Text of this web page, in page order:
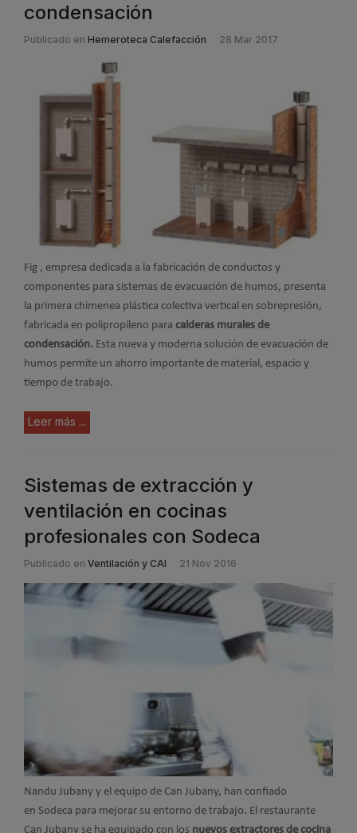
condensación
Publicado en Hemeroteca Calefacción 28 Mar 2017
Fig , empresa dedicada a la fabricación de conductos y
componentes para sistemas de evacuación de humos, presenta
la primera chimenea plástica colectiva vertical en sobrepresión,
fabricada en polipropileno para calderas murales de
condensación. Esta nueva y moderna solución de evacuación de
humos permite un ahorro importante de material, espacio y
tiempo de trabajo.
Leer más ...
Sistemas de extracción y
ventilación en cocinas
profesionales con Sodeca
Publicado en Ventilación y CAI 21 Nov 2016
Nandu Jubany y el equipo de Can Jubany, han confiado
en Sodeca para mejorar su entorno de trabajo. El restaurante
Can Jubany se ha equipado con los nuevos extractores de cocina